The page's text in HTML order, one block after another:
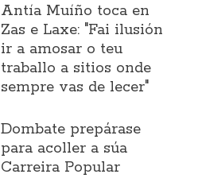
Antía Muíño toca en
Zas e Laxe: "Fai ilusión
ir a amosar o teu
traballo a sitios onde
sempre vas de lecer"
Dombate prepárase
para acoller a súa
Carreira Popular